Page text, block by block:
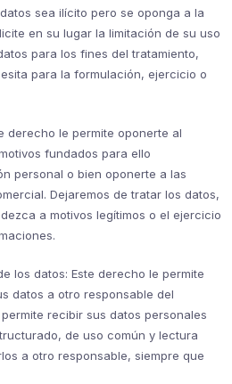
sea ilícito pero se oponga a la
en su lugar la limitación de su uso
para los fines del tratamiento,
para la formulación, ejercicio o
derecho le permite oponerte al
fundados para ello
personal o bien oponerte a las
Dejaremos de tratar los datos,
a motivos legítimos o el ejercicio
los datos: Este derecho le permite
datos a otro responsable del
recibir sus datos personales
de uso común y lectura
a otro responsable, siempre que